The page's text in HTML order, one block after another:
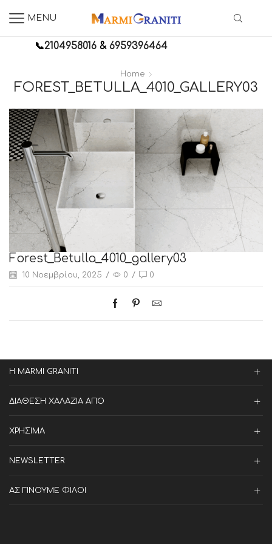
MENU
📞2104958016 &6959396464
Home
FOREST_BETULLA_4010_GALLERY03
Forest_Betulla_4010_gallery03
10 Νοεμβρίου, 2025 / 0 / 0
Η MARMI GRANITI
ΔΙΑΘΕΣΗ ΧΑΛΑΖΙΑ ΑΠΟ
ΧΡΗΣΙΜΑ
NEWSLETTER
ΑΣ ΓΙΝΟΥΜΕ ΦΙΛΟΙ